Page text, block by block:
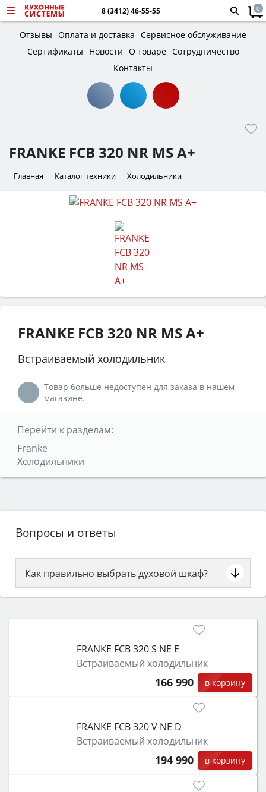
8 (3412) 46-55-55 0
Отзывы Оплата и доставка Сервисное обслуживание
Сертификаты
Новости О товаре Сотрудничество
Контакты
FRANKE FCB 320 NR MS A+
Главная Каталог техники Холодильники
FRANKE FCB 320 NR MS A+
Встраиваемый холодильник
Товар больше недоступен для заказа в нашем
магазине.
Перейти к разделам:
Franke
Холодильники
Вопросы и ответы
Как правильно выбрать духовой шкаф?
Сначала определитесь с типом (газовый или
затем смотрите на объём 50–70 л для семьи,
функции (конвекция, гриль, самоочистка,
защита от детей).
FRANKE FCB 320 S NE E
Встраиваемый холодильник
166 990 в корзину
FRANKE FCB 320 V NE D
Встраиваемый холодильник
194 990 в корзину